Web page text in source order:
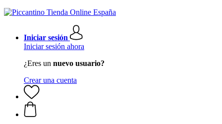
Iniciar sesión
Iniciar sesión ahora
¿Eres un nuevo usuario?
Crear una cuenta